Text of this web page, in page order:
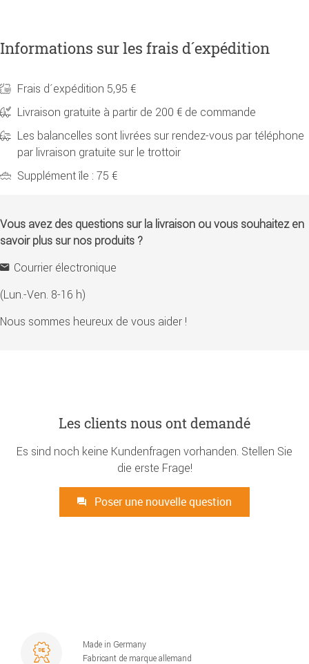
Informations sur les frais d´expédition
Frais d´expédition 5,95 €
Livraison gratuite à partir de 200 € de commande
Les balancelles sont livrées sur rendez-vous par téléphone
par livraison gratuite sur le trottoir
Supplément île : 75 €
Vous avez des questions sur la livraison ou vous souhaitez en
savoir plus sur nos produits ?
Courrier électronique
(Lun.-Ven. 8-16 h)
Nous sommes heureux de vous aider !
Les clients nous ont demandé
Es sind noch keine Kundenfragen vorhanden. Stellen Sie
die erste Frage!
Poser une nouvelle question
Made in Germany
Fabricant de marque allemand